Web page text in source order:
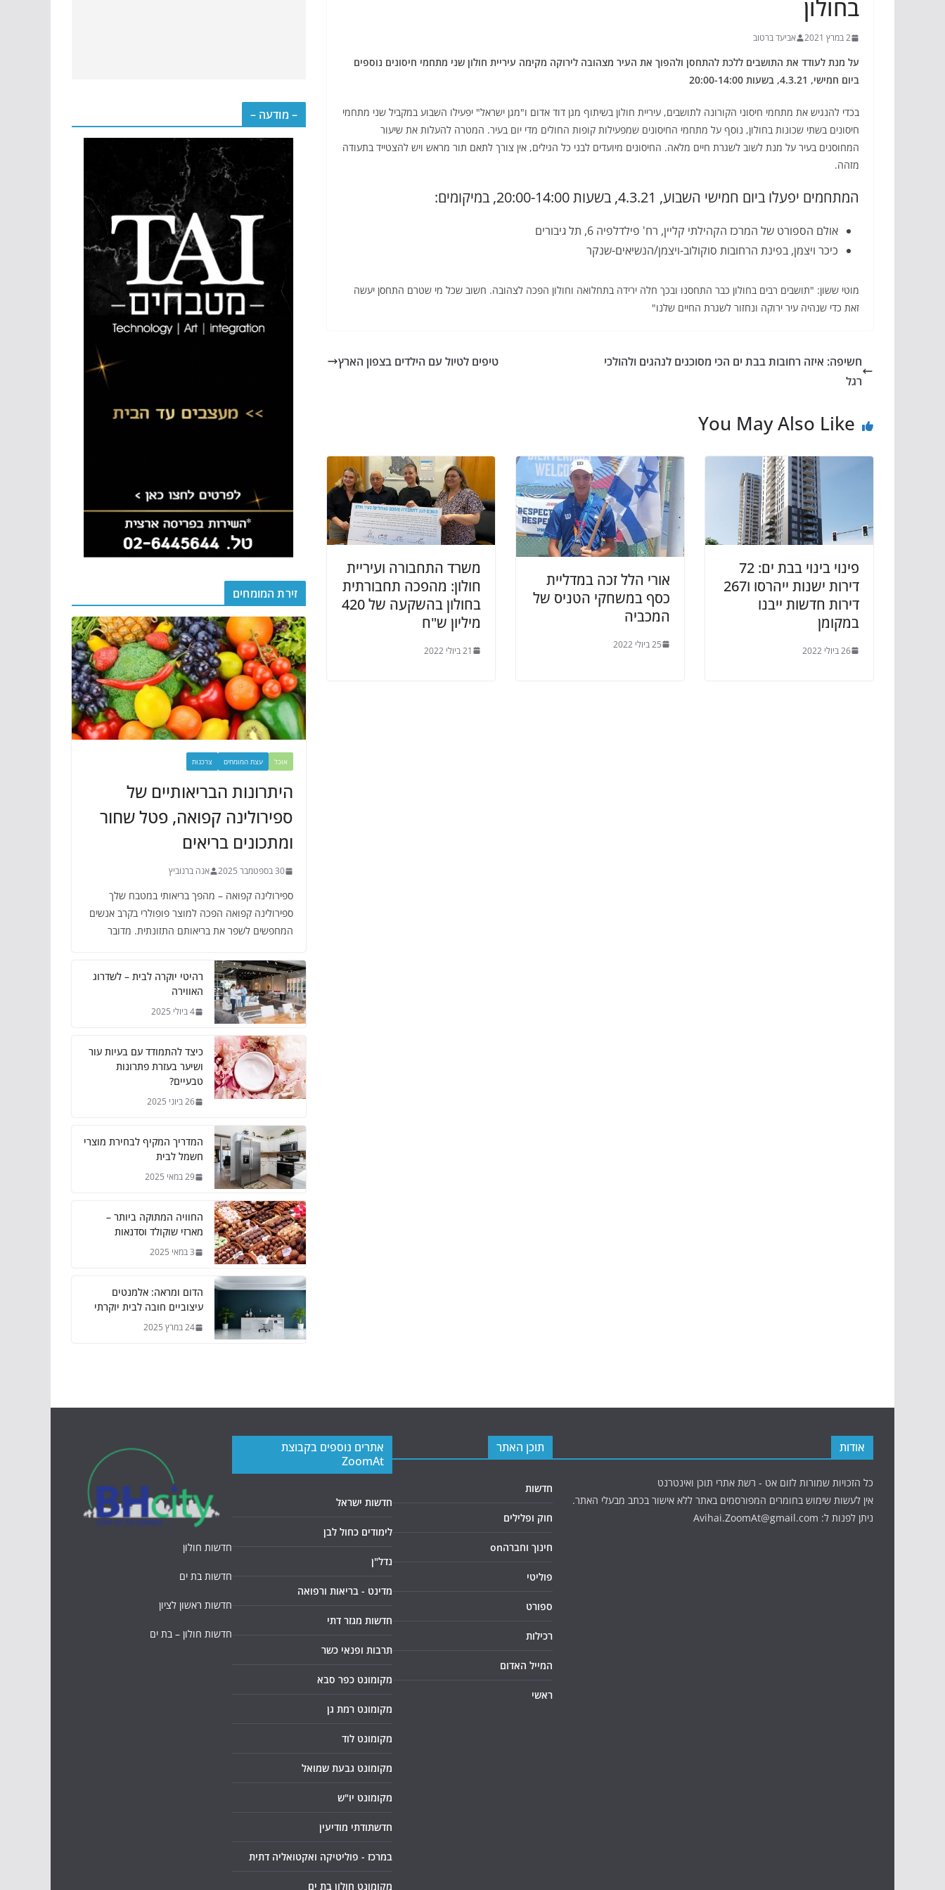
בחולון
2 במרץ 2021 אביעד ברטוב
על מנת לעודד את התושבים ללכת להתחסן ולהפוך את העיר מצהובה לירוקה מקימה עיריית חולון שני מתחמי חיסונים נוספים
ביום חמישי, 4.3.21, בשעות 20:00-14:00
בכדי להנגיש את מתחמי חיסוני הקורונה לתושבים, עיריית חולון בשיתוף מגן דוד אדום ו"מגן ישראל" יפעילו השבוע במקביל שני מתחמי
חיסונים בשתי שכונות בחולון, נוסף על מתחמי החיסונים שמפעילות קופות החולים מדי יום בעיר. המטרה להעלות את שיעור
המחוסנים בעיר על מנת לשוב לשגרת חיים מלאה. החיסונים מיועדים לבני כל הגילים, אין צורך לתאם תור מראש ויש להצטייד בתעודה
מזהה.
המתחמים יפעלו ביום חמישי השבוע, 4.3.21, בשעות 20:00-14:00, במיקומים:
אולם הספורט של המרכז הקהילתי קליין, רח' פילדלפיה 6, תל גיבורים
כיכר ויצמן, בפינת הרחובות סוקולוב-ויצמן/הנשיאים-שנקר
מוטי ששון: "תושבים רבים בחולון כבר התחסנו ובכך חלה ירידה בתחלואה וחולון הפכה לצהובה. חשוב שכל מי שטרם התחסן יעשה
זאת כדי שנהיה עיר ירוקה ונחזור לשגרת החיים שלנו"
חשיפה: איזה רחובות בבת ים הכי מסוכנים לנהגים ולהולכי
רגל
טיפים לטיול עם הילדים בצפון הארץ
You May Also Like
פינוי בינוי בבת ים: 72
דירות ישנות ייהרסו ו267
דירות חדשות ייבנו
במקומן
26 ביולי 2022
אורי הלל זכה במדליית
כסף במשחקי הטניס של
המכביה
25 ביולי 2022
משרד התחבורה ועיריית
חולון: מהפכה תחבורתית
בחולון בהשקעה של 420
מיליון ש"ח
21 ביולי 2022
– מודעה –
זירת המומחים
אוכל עצת המומחים צרכנות
היתרונות הבריאותיים של
ספירולינה קפואה, פטל שחור
ומתכונים בריאים
30 בספטמבר 2025 אנה ברנוביץ
ספירולינה קפואה – מהפך בריאותי במטבח שלך
ספירולינה קפואה הפכה למוצר פופולרי בקרב אנשים
המחפשים לשפר את בריאותם התזונתית. מדובר
רהיטי יוקרה לבית – לשדרוג
האווירה
4 ביולי 2025
כיצד להתמודד עם בעיות עור
ושיער בעזרת פתרונות
טבעיים?
26 ביוני 2025
המדריך המקיף לבחירת מוצרי
חשמל לבית
29 במאי 2025
החוויה המתוקה ביותר –
מארזי שוקולד וסדנאות
3 במאי 2025
הדום ומראה: אלמנטים
עיצוביים חובה לבית יוקרתי
24 במרץ 2025
אודות
כל הזכויות שמורות לזום אט - רשת אתרי תוכן ואינטרנט
אין לעשות שימוש בחומרים המפורסמים באתר ללא אישור בכתב מבעלי האתר.
ניתן לפנות ל: Avihai.ZoomAt@gmail.com
תוכן האתר
חדשות
חוק ופלילים
חינוך וחברהon
פוליטי
ספורט
רכילות
המייל האדום
ראשי
אתרים נוספים בקבוצת
ZoomAt
חדשות ישראל
לימודים כחול לבן
נדל"ן
מדינט - בריאות ורפואה
חדשות מגזר דתי
תרבות ופנאי כשר
מקומונט כפר סבא
מקומונט רמת גן
מקומונט לוד
מקומונט גבעת שמואל
מקומונט יו"ש
חדשתודתי מודיעין
במרכז - פוליטיקה ואקטואליה דתית
מקומונט חולון בת ים
חדשות חולון
חדשות בת ים
חדשות ראשון לציון
חדשות חולון – בת ים